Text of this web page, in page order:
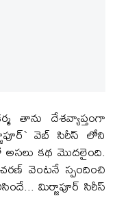
తాను దేశవ్యాప్తంగా
వెబ్ సిరీస్ లోని
కథ మొదలైంది.
వెంటనే స్పందించి
మిర్జాపూర్ సిరీస్